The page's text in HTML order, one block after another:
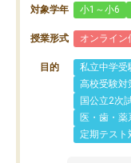
対象学年 小1～小6
授業形式 オンライン
目的 私立中学受
高校受験対
国公立2次
医・歯・薬
定期テスト